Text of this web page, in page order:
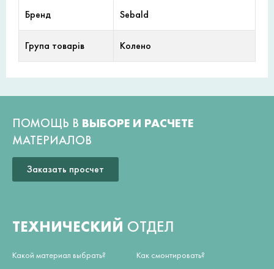
Бренд Sebald
Група товарів Колено
ПОМОЩЬ В ВЫБОРЕ И РАСЧЕТЕ
МАТЕРИАЛОВ
Заказать просчет
ТЕХНИЧЕСКИЙ ОТДЕЛ
Какой материал выбрать?
Как смонтировать?